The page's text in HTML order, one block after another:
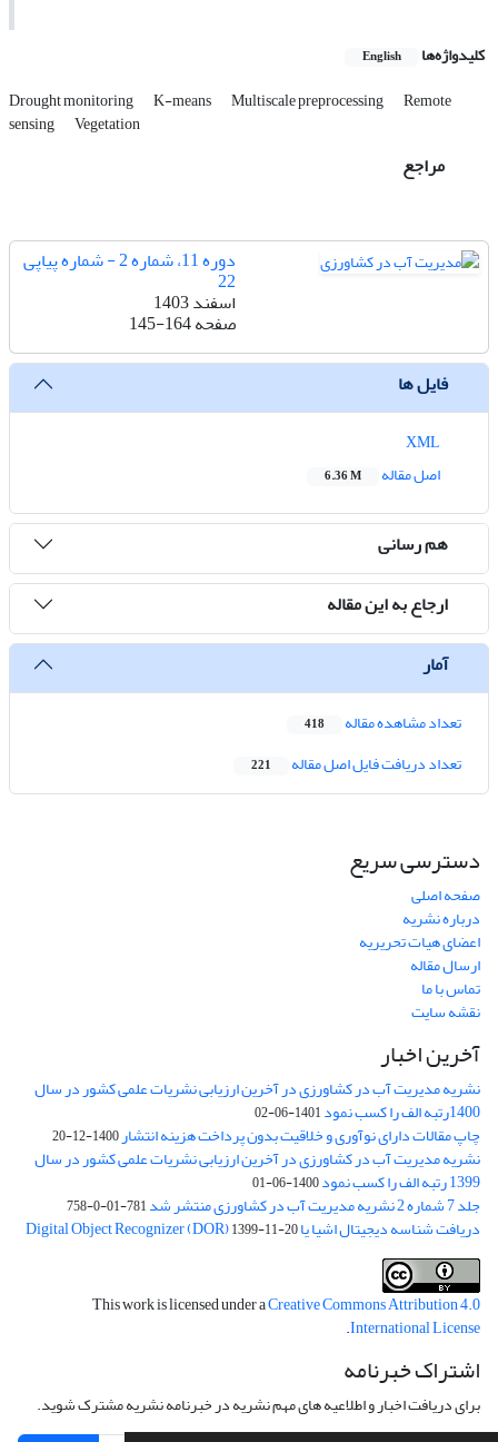
کلیدواژه‌ها English
Drought monitoring K-means Multiscale preprocessing Remote
sensing Vegetation
مراجع
دوره 11، شماره 2 - شماره پیاپی
22
اسفند 1403
صفحه145-164
فایل ها
اصل مقاله
6.36 M
هم رسانی
ارجاع به این مقاله
آمار
تعداد مشاهده مقاله 418
تعداد دریافت فایل اصل مقاله 221
دسترسی سریع
صفحه اصلی
درباره نشریه
اعضای هیات تحریریه
ارسال مقاله
تماس با ما
نقشه سایت
آخرین اخبار
نشریه مدیریت آب در کشاورزی در آخرین ارزیابی نشریات علمی کشور در سال
1400رتبه الف را کسب نمود 1401-06-02
چاپ مقالات دارای نوآوری و خلاقیت بدون پرداخت هزینه انتشار1400-12-20
نشریه مدیریت آب در کشاورزی در آخرین ارزیابی نشریات علمی کشور در سال
1399 رتبه الف را کسب نمود 1400-06-01
جلد 7 شماره 2 نشریه مدیریت آب در کشاورزی منتشر شد 781-01-0-758
دریافت شناسه دیجیتال اشیا یا Digital Object Recognizer (DOR)1399-11-20
This work is licensed under aCreative Commons Attribution 4.0
International License
.
اشتراک خبرنامه
برای دریافت اخبار و اطلاعیه های مهم نشریه در خبرنامه نشریه مشترک شوید.